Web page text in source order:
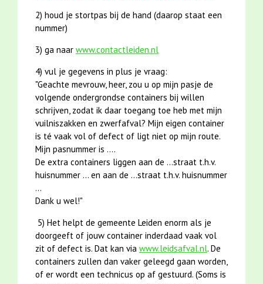
2) houd je stortpas bij de hand (daarop staat een
nummer)
3) ga naar www.contactleiden.nl
4) vul je gegevens in plus je vraag:
"Geachte mevrouw, heer, zou u op mijn pasje de
volgende ondergrondse containers bij willen
schrijven, zodat ik daar toegang toe heb met mijn
vuilniszakken en zwerfafval? Mijn eigen container
is té vaak vol of defect of ligt niet op mijn route.
Mijn pasnummer is ....
De extra containers liggen aan de ...straat t.h.v.
huisnummer ... en aan de ...straat t.h.v. huisnummer
...
Dank u wel!"
5) Het helpt de gemeente Leiden enorm als je
doorgeeft of jouw container inderdaad vaak vol
zit of defect is. Dat kan via www.leidsafval.nl. De
containers zullen dan vaker geleegd gaan worden,
of er wordt een technicus op af gestuurd. (Soms is